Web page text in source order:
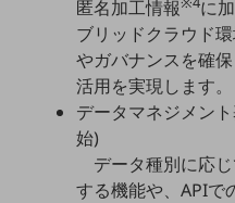
製造・建設業
キーワードで探す
モバイルTOP
匿名加工情報
に
ブリッドクラウド
やガバナンスを確
活用を実現します。
データマネジメン
始)
データ種別に応
する機能や、APIで